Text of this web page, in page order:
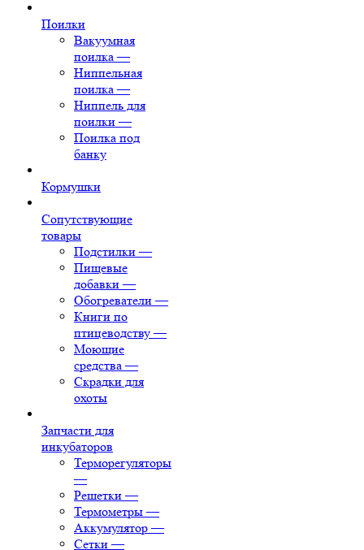
Поилки
Вакуумная
поилка —
Ниппельная
поилка —
Ниппель для
поилки —
Поилка под
банку
Кормушки
Сопутствующие
товары
Подстилки —
Пищевые
добавки —
Обогреватели —
Книги по
птицеводству —
Моющие
средства —
Скрадки для
охоты
Запчасти для
инкубаторов
Терморегуляторы
—
Решетки —
Термометры —
Аккумулятор —
Сетки —